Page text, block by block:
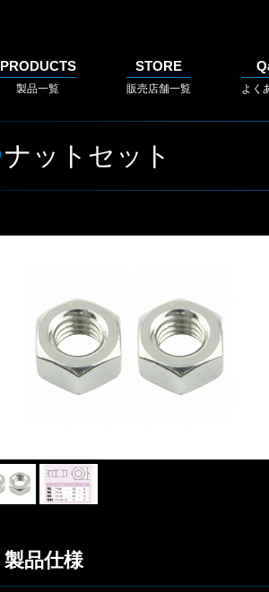
PRODUCTS
製品一覧
STORE
販売店舗一覧 よく
ナットセット
製品仕様